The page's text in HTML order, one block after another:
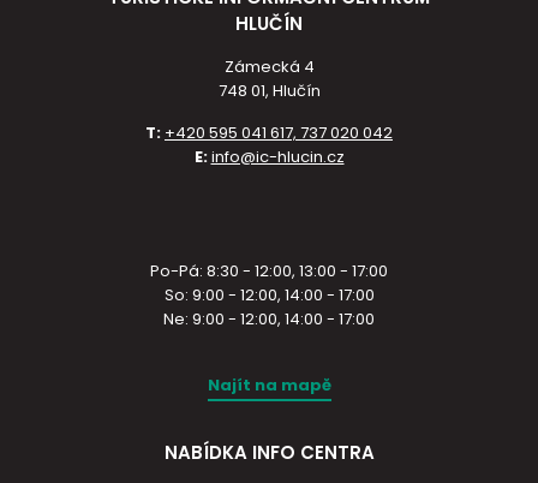
HLUČÍN
Zámecká 4
748 01, Hlučín
T: +420 595 041 617, 737 020 042
E:info@ic-hlucin.cz
Po-Pá: 8:30 - 12:00, 13:00 - 17:00
So: 9:00 - 12:00, 14:00 - 17:00
Ne: 9:00 - 12:00, 14:00 - 17:00
Najít na mapě
NABÍDKA INFO CENTRA